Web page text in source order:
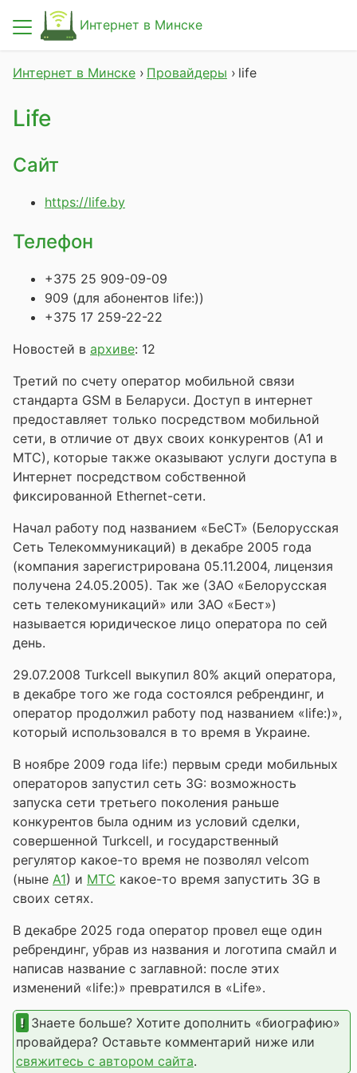
Интернет в Минске
Новости
Провайдеры
О сайте
Интернет в Минске Провайдеры life
Life
Сайт
https://life.by
Телефон
+375 25 909-09-09
909 (для абонентов life:))
+375 17 259-22-22
Новостей в архиве: 12
Третий по счету оператор мобильной связи
стандарта GSM в Беларуси. Доступ в интернет
предоставляет только посредством мобильной
сети, в отличие от двух своих конкурентов (A1 и
МТС), которые также оказывают услуги доступа в
Интернет посредством собственной
фиксированной Ethernet-сети.
Начал работу под названием «БеСТ» (Белорусская
Сеть Телекоммуникаций) в декабре 2005 года
(компания зарегистрирована 05.11.2004, лицензия
получена 24.05.2005). Так же (ЗАО «Белорусская
сеть телекомуникаций» или ЗАО «Бест»)
называется юридическое лицо оператора по сей
день.
29.07.2008 Turkcell выкупил 80% акций оператора,
в декабре того же года состоялся ребрендинг, и
оператор продолжил работу под названием «life:)»,
который использовался в то время в Украине.
В ноябре 2009 года life:) первым среди мобильных
операторов запустил сеть 3G: возможность
запуска сети третьего поколения раньше
конкурентов была одним из условий сделки,
совершенной Turkcell, и государственный
регулятор какое-то время не позволял velcom
(ныне A1) и МТС какое-то время запустить 3G в
своих сетях.
В декабре 2025 года оператор провел еще один
ребрендинг, убрав из названия и логотипа смайл и
написав название с заглавной: после этих
изменений «life:)» превратился в «Life».
Знаете больше? Хотите дополнить «биографию»
провайдера? Оставьте комментарий ниже или
свяжитесь с автором сайта.